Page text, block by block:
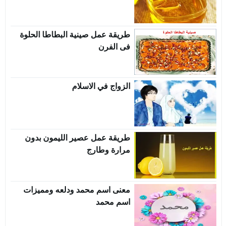
طريقة عمل صينية البطاطا الحلوة
فى الفرن
الزواج في الاسلام
طريقة عمل عصير الليمون بدون
مرارة وطارج
معنى اسم محمد ودلعه ومميزات
اسم محمد